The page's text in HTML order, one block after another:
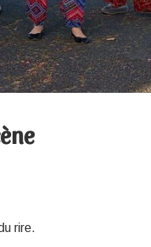
rire.